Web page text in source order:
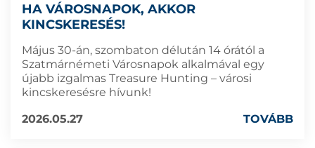
HA VÁROSNAPOK, AKKOR
KINCSKERESÉS!
Május 30-án, szombaton délután 14 órától a
Szatmárnémeti Városnapok alkalmával egy
újabb izgalmas Treasure Hunting – városi
kincskeresésre hívunk!
2026.05.27
TOVÁBB